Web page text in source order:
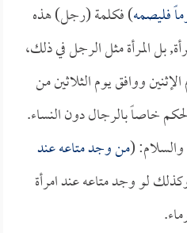
فليصمه) فكلمة (رجل) هذه
بل المرأة مثل الرجل في ذلك،
ووافق يوم الثلاثين من
خاصاً بالرجال دون النساء.
(من وجد متاعه عند
لو وجد متاعه عند امرأة